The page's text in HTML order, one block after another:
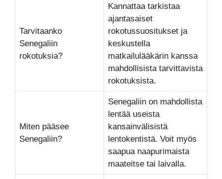
Tarvitaanko
Senegaliin
rokotuksia?
Kannattaa tarkistaa
ajantasaiset
rokotussuositukset ja
keskustella
matkailulääkärin kanssa
mahdollisista tarvittavista
rokotuksista.
Miten pääsee
Senegaliin?
Senegaliin on mahdollista
lentää useista
kansainvälisistä
lentokentistä. Voit myös
saapua naapurimaista
maateitse tai laivalla.